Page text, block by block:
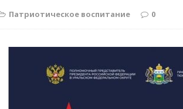
Патриотическое воспитание 0